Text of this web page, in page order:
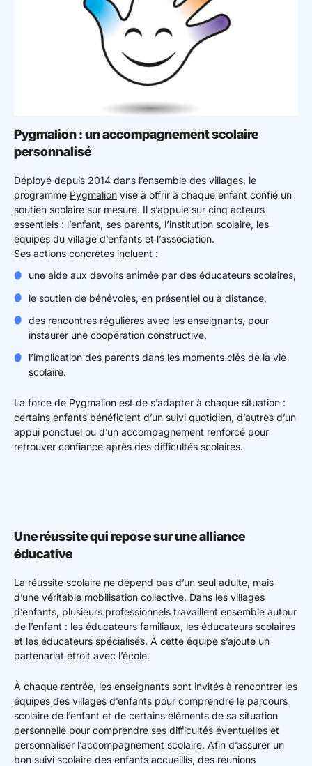
Pygmalion : un accompagnement scolaire
personnalisé
Déployé depuis 2014 dans l’ensemble des villages, le
programme Pygmalion vise à offrir à chaque enfant confié un
soutien scolaire sur mesure. Il s’appuie sur cinq acteurs
essentiels : l’enfant, ses parents, l’institution scolaire, les
équipes du village d’enfants et l’association.
Ses actions concrètes incluent :
une aide aux devoirs animée par des éducateurs scolaires,
le soutien de bénévoles, en présentiel ou à distance,
des rencontres régulières avec les enseignants, pour
instaurer une coopération constructive,
l’implication des parents dans les moments clés de la vie
scolaire.
La force de Pygmalion est de s’adapter à chaque situation :
certains enfants bénéficient d’un suivi quotidien, d’autres d’un
appui ponctuel ou d’un accompagnement renforcé pour
retrouver confiance après des difficultés scolaires.
Une réussite qui repose sur une alliance
éducative
La réussite scolaire ne dépend pas d’un seul adulte, mais
d’une véritable mobilisation collective. Dans les villages
d’enfants, plusieurs professionnels travaillent ensemble autour
de l’enfant : les éducateurs familiaux, les éducateurs scolaires
et les éducateurs spécialisés. À cette équipe s’ajoute un
partenariat étroit avec l’école.
À chaque rentrée, les enseignants sont invités à rencontrer les
équipes des villages d’enfants pour comprendre le parcours
scolaire de l’enfant et de certains éléments de sa situation
personnelle pour comprendre ses difficultés éventuelles et
personnaliser l’accompagnement scolaire. Afin d’assurer un
bon suivi scolaire des enfants accueillis, des réunions